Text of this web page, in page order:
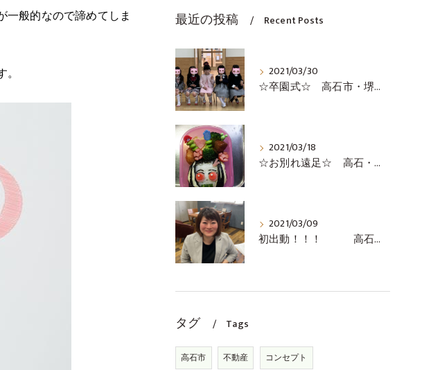
一般的なので諦めてしま
最近の投稿 Recent Posts
2021/03/30
☆卒園式☆ 高石市・堺市・泉大津市の不動産の事ならココロホーム株式会社にお問い合わせください
2021/03/18
☆お別れ遠足☆ 高石・堺市・泉大津市の不動産売却の事ならココロホーム株式会社にお問い合わせください
2021/03/09
初出動！！！ 高石・堺市・泉大津の無料査定の事ならココロホーム株式会社
タグ Tags
高石市 不動産
コンセプト